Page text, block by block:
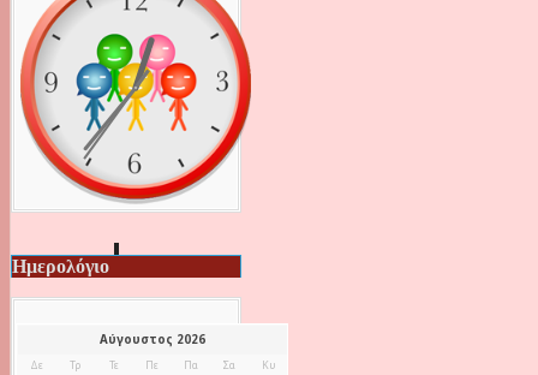
Ημερολόγιο